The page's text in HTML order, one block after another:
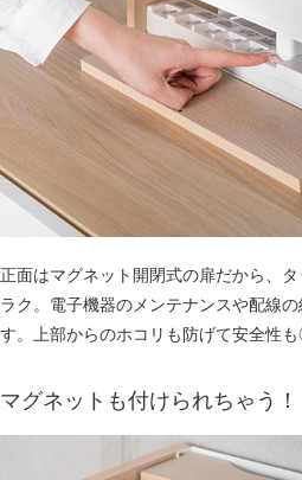
正面はマグネット開閉式の扉だから、
ラク。電子機器のメンテナンスや配線
す。上部からのホコリも防げて安全性
マグネットも付けられちゃう！